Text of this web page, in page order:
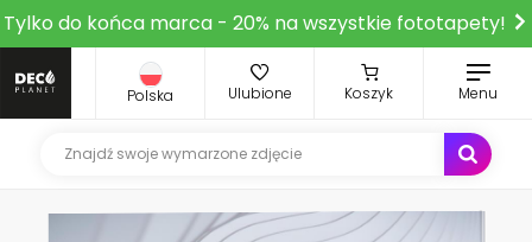
Tylko do końca marca - 20% na wszystkie fototapety!
Polska Ulubione Koszyk Menu